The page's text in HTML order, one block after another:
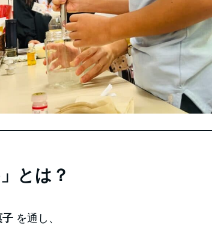
とは？
子 を通し、